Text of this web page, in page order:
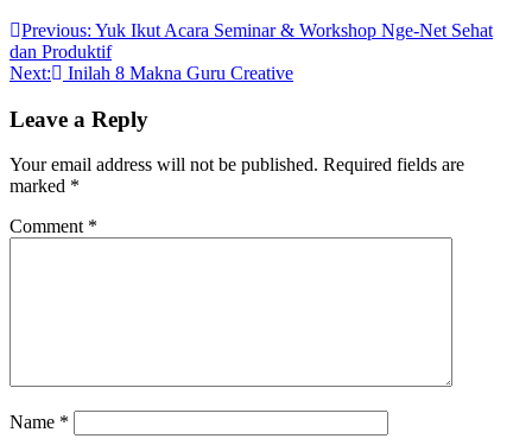
Post
navigation
Previous: Yuk Ikut Acara Seminar & Workshop Nge-Net Sehat
dan Produktif
Next:
Inilah 8 Makna Guru Creative
Leave a Reply
Your email address will not be published. Required fields are
marked *
Comment *
Name *